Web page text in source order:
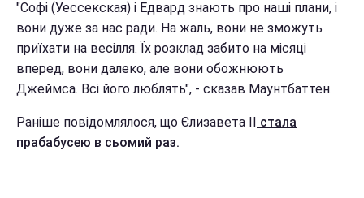
"Софі (Уессекская) і Едвард знають про наші плани, і
вони дуже за нас ради. На жаль, вони не зможуть
приїхати на весілля. Їх розклад забито на місяці
вперед, вони далеко, але вони обожнюють
Джеймса. Всі його люблять", - сказав Маунтбаттен.
Раніше повідомлялося, що Єлизавета II
стала
прабабусею в сьомий раз.